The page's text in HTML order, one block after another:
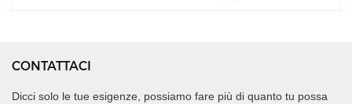
CONTATTACI
Dicci solo le tue esigenze, possiamo fare più di quanto tu possa